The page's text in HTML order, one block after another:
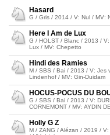
Hasard
G / Gris / 2014 / V: Nul / MV:
Here I Am de Lux
G / HOLST / Blanc / 2013 / V:
Lux / MV: Chepetto
Hindi des Ramies
M / SBS / Bai / 2013 / V: Jes
Lindenhof / MV: Gin-Duidam
HOCUS-POCUS DU
G / SBS / Bai / 2013 / V:
CORNEMONT / MV: AYDIN
Holly G Z
M / ZANG / Alézan / 2019 /